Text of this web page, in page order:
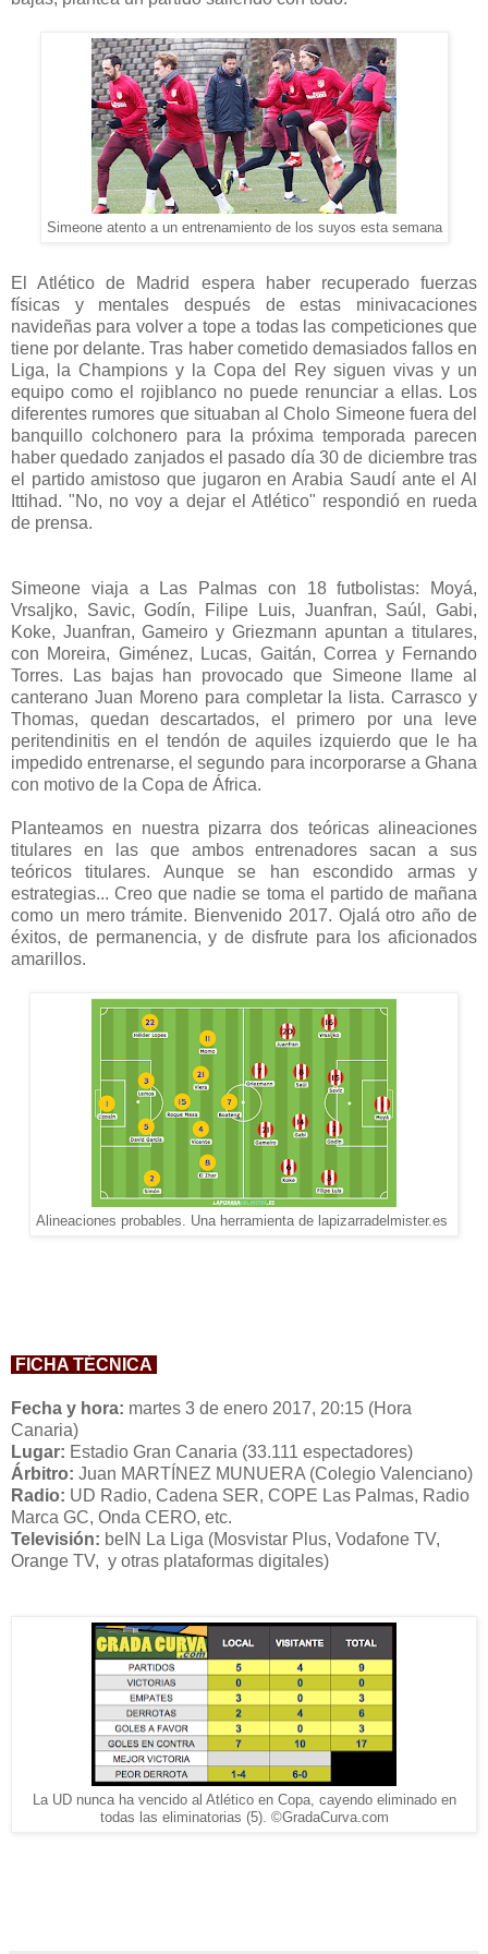
Simeone atento a un entrenamiento de los suyos esta semana
El Atlético de Madrid espera haber recuperado fuerzas
físicas y mentales después de estas minivacaciones
navideñas para volver a tope a todas las competiciones que
tiene por delante. Tras haber cometido demasiados fallos en
Liga, la Champions y la Copa del Rey siguen vivas y un
equipo como el rojiblanco no puede renunciar a ellas. Los
diferentes rumores que situaban al Cholo Simeone fuera del
banquillo colchonero para la próxima temporada parecen
haber quedado zanjados el pasado día 30 de diciembre tras
el partido amistoso que jugaron en Arabia Saudí ante el Al
Ittihad. "No, no voy a dejar el Atlético" respondió en rueda
de prensa.
Simeone viaja a Las Palmas con 18 futbolistas: Moyá,
Vrsaljko, Savic, Godín, Filipe Luis, Juanfran, Saúl, Gabi,
Koke, Juanfran, Gameiro y Griezmann apuntan a titulares,
con Moreira, Giménez, Lucas, Gaitán, Correa y Fernando
Torres. Las bajas han provocado que Simeone llame al
canterano Juan Moreno para completar la lista.Carrasco y
Thomas, quedan descartados, el primero por una leve
peritendinitis en el tendón de aquiles izquierdo que le ha
impedido entrenarse, el segundo para incorporarse a Ghana
con motivo de la Copa de África.
Planteamos en nuestra pizarra dos teóricas alineaciones
titulares en las que ambos entrenadores sacan a sus
teóricos titulares. Aunque se han escondido armas y
estrategias... Creo que nadie se toma el partido de mañana
como un mero trámite. Bienvenido 2017. Ojalá otro año de
éxitos, de permanencia, y de disfrute para los aficionados
amarillos.
Alineaciones probables. Una herramienta de lapizarradelmister.es
FICHA TÉCNICA
Fecha y hora: martes 3 de enero 2017, 20:15 (Hora
Canaria)
Lugar: Estadio Gran Canaria (33.111 espectadores)
Árbitro: Juan MARTÍNEZ MUNUERA (Colegio Valenciano)
Radio: UD Radio, Cadena SER, COPE Las Palmas, Radio
Marca GC, Onda CERO, etc.
Televisión: beIN La Liga (Mosvistar Plus, Vodafone TV,
Orange TV, y otras plataformas digitales)
La UD nunca ha vencido al Atlético en Copa, cayendo eliminado en
todas las eliminatorias (5). ©GradaCurva.com